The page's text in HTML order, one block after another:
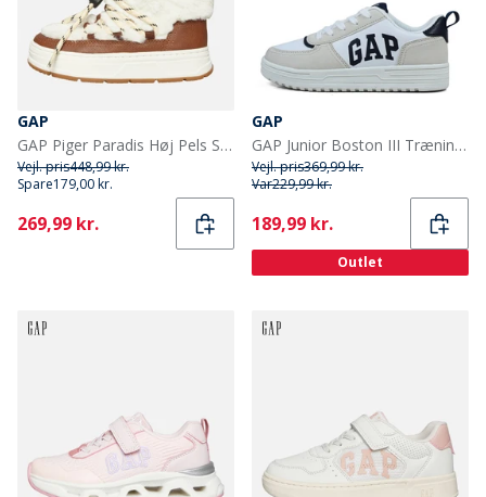
GAP
GAP Piger Paradis Høj Pels Sne Støvler Sand Khaki
Vejl. pris448,99 kr.
Spare179,00 kr.
Current
269,99 kr.
GAP
GAP Junior Boston III Træningssko Hvid
Vejl. pris369,99 kr.
Var229,99 kr.
Current
189,99 kr.
Outlet